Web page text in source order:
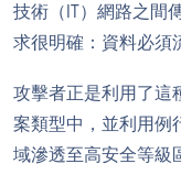
技術（IT）網路之間
求很明確：資料必須
攻擊者正是利用了這
案類型中，並利用例
域滲透至高安全等級